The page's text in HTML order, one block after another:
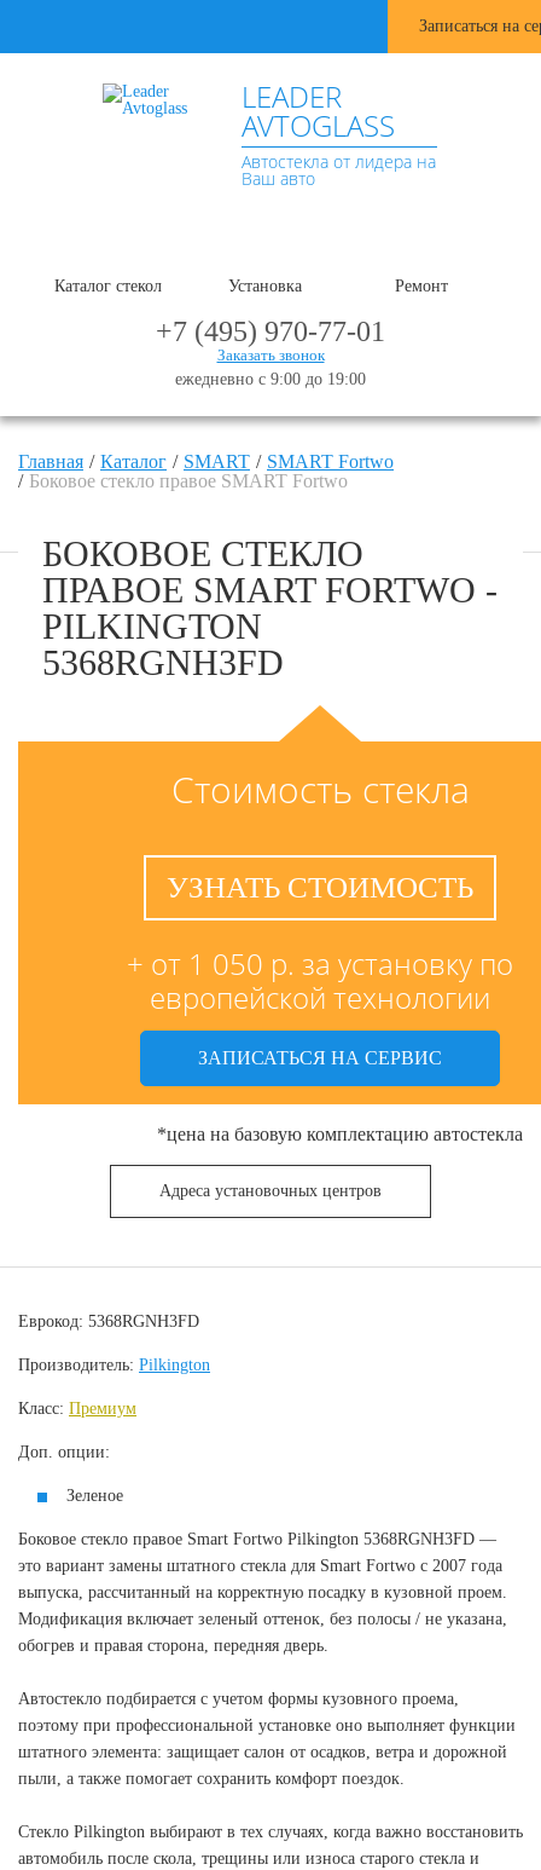
Записаться на
LEADER
AVTOGLASS
Автостекла от лидера на
Ваш авто
Каталог стекол Установка Ремонт
+7 (495) 970-77-01
Заказать звонок
ежедневно с 9:00 до 19:00
Главная Каталог SMART
SMART Fortwo
Боковое стекло правое SMART Fortwo
БОКОВОЕ СТЕКЛО
ПРАВОЕ SMART FORTWO -
PILKINGTON
5368RGNH3FD
Стоимость стекла
УЗНАТЬ СТОИМОСТЬ
+ от 1 050 р. за установку по
европейской технологии
ЗАПИСАТЬСЯ НА СЕРВИС
*цена на базовую комплектацию автостекла
Адреса установочных центров
Еврокод: 5368RGNH3FD
Производитель: Pilkington
Класс: Премиум
Доп. опции:
Зеленое
Боковое стекло правое Smart Fortwo Pilkington 5368RGNH3FD —
это вариант замены штатного стекла для Smart Fortwo с 2007 года
выпуска, рассчитанный на корректную посадку в кузовной проем.
Модификация включает зеленый оттенок, без полосы / не указана,
обогрев и правая сторона, передняя дверь.
Автостекло подбирается с учетом формы кузовного проема,
поэтому при профессиональной установке оно выполняет функции
штатного элемента: защищает салон от осадков, ветра и дорожной
пыли, а также помогает сохранить комфорт поездок.
Стекло Pilkington выбирают в тех случаях, когда важно восстановить
автомобиль после скола, трещины или износа старого стекла и